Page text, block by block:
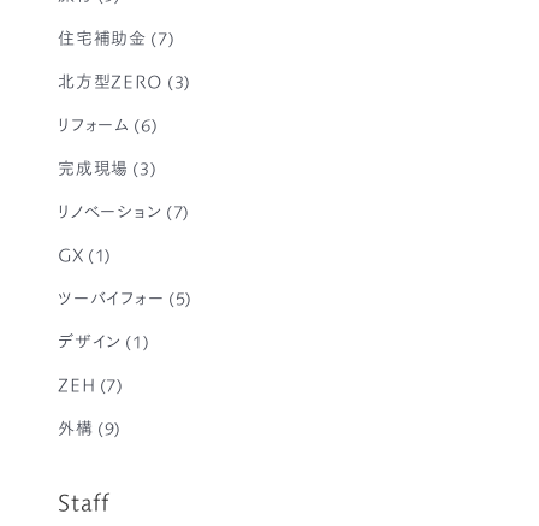
住宅補助金 (7)
北方型ZERO (3)
リフォーム (6)
完成現場 (3)
リノベーション (7)
GX (1)
ツーバイフォー (5)
デザイン (1)
ZEH (7)
外構 (9)
Staff